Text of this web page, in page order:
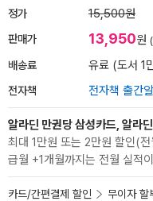
정가 15,500원
판매가 13,950원
배송료 유료 (도서 1
전자책 전자책 출간
알라딘 만권당 삼성카드, 알라
최대 1만원 또는 2만원 할인(
급월 +1개월까지는 전월 실적
카드/간편결제 할인 무이자 할